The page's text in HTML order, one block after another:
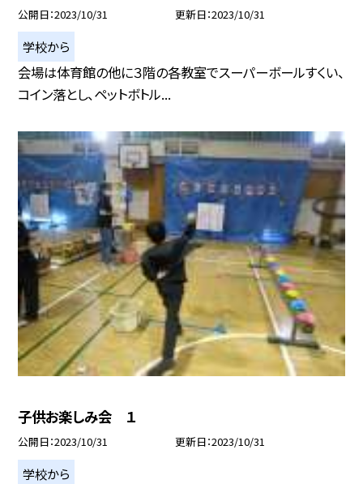
公開日 2023/10/31 更新日 2023/10/31
学校から
会場は体育館の他に３階の各教室でスーパーボールすくい、
コイン落とし、ペットボトル...
子供お楽しみ会 １
公開日 2023/10/31 更新日 2023/10/31
学校から